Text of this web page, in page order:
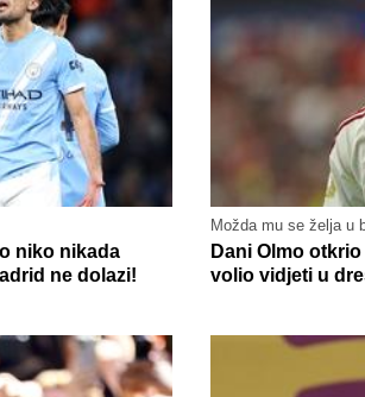
niko nikada
ne dolazi!
Možda mu se želja u
Dani Olmo
volio vidjeti u